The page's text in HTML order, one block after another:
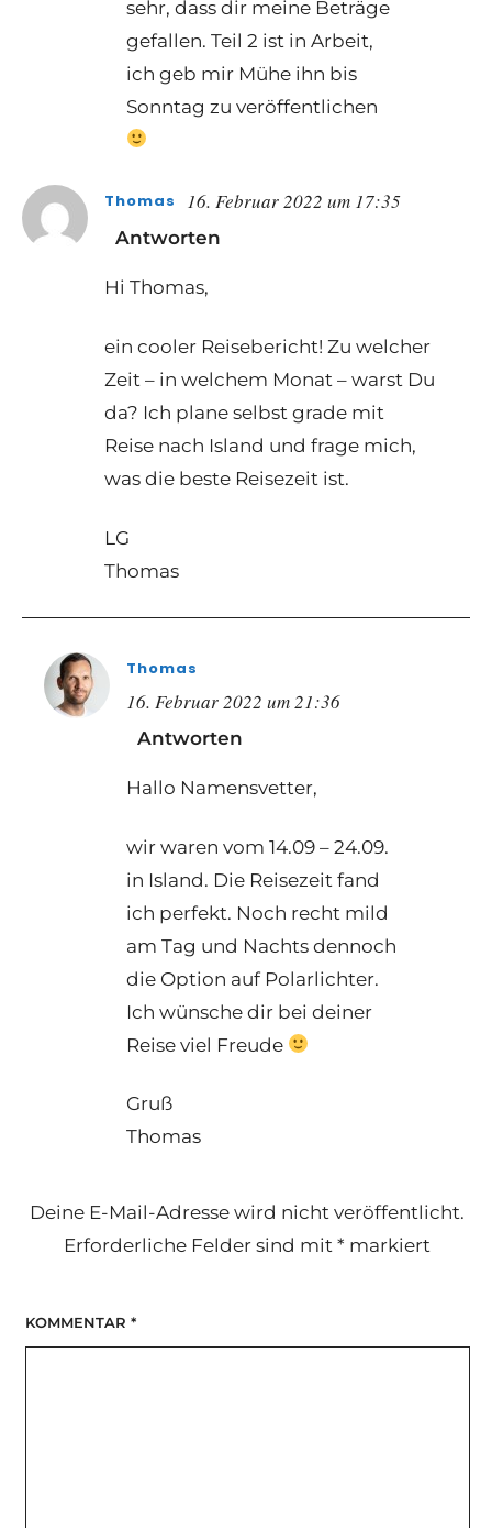
sehr, dass dir meine Beträge
gefallen. Teil 2 ist in Arbeit,
ich geb mir Mühe ihn bis
Sonntag zu veröffentlichen
Thomas 16. Februar 2022 um 17:35
Antworten
Hi Thomas,
ein cooler Reisebericht! Zu welcher
Zeit – in welchem Monat – warst Du
da? Ich plane selbst grade mit
Reise nach Island und frage mich,
was die beste Reisezeit ist.
LG
Thomas
Thomas
16. Februar 2022 um 21:36
Antworten
Hallo Namensvetter,
wir waren vom 14.09 – 24.09.
in Island. Die Reisezeit fand
ich perfekt. Noch recht mild
am Tag und Nachts dennoch
die Option auf Polarlichter.
Ich wünsche dir bei deiner
Reise viel Freude
Gruß
Thomas
Deine E-Mail-Adresse wird nicht veröffentlicht.
Erforderliche Felder sind mit* markiert
KOMMENTAR *